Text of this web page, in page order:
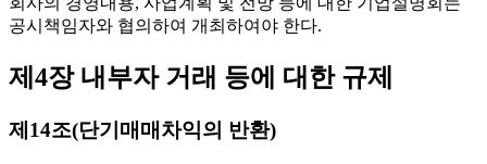
공시책임자와 협의하여 개최하여야 한다.
제4장 내부자 거래 등에 대한 규제
제14조(단기매매차익의 반환)